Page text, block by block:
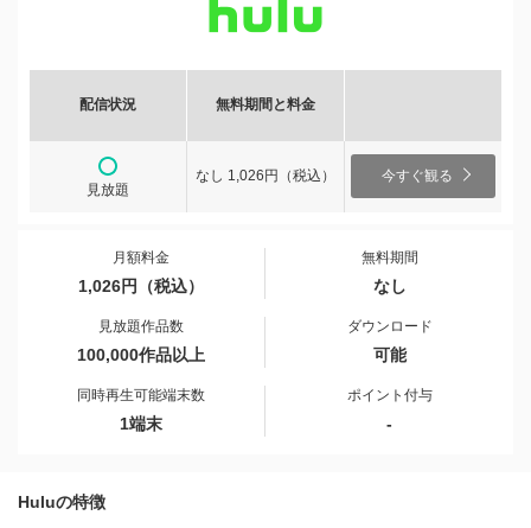
配信状況 無料期間と料金
見放題
なし 1,026円（税込） 今すぐ観る
月額料金
1,026円（税込）
無料期間
なし
見放題作品数
100,000作品以上
ダウンロード
可能
同時再生可能端末数
1端末
ポイント付与
-
Huluの特徴